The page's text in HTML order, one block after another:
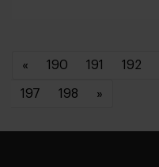
« 190 191 192
197 198 »